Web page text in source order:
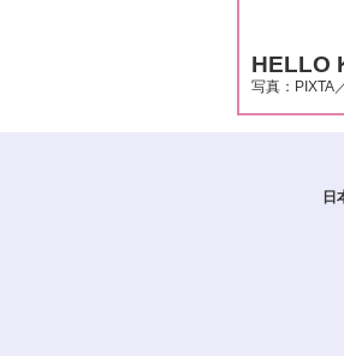
HELLO
写真：PIXTA
日